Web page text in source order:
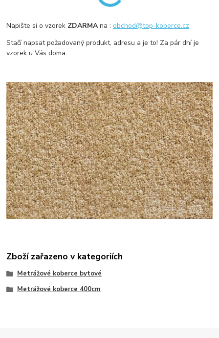
Napište si o vzorek ZDARMAna :obchod@top-koberce.cz
Stačí napsat požadovaný produkt, adresu a je to! Za pár dní je
vzorek u Vás doma.
Zboží zařazeno v kategoriích
Metrážové koberce bytové
Metrážové koberce 400cm